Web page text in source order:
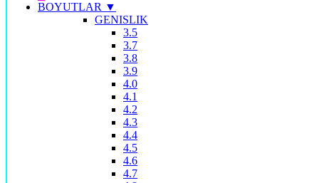
BOYUTLAR ▼
GENISLIK
3.5
3.7
3.8
3.9
4.0
4.1
4.2
4.3
4.4
4.5
4.6
4.7